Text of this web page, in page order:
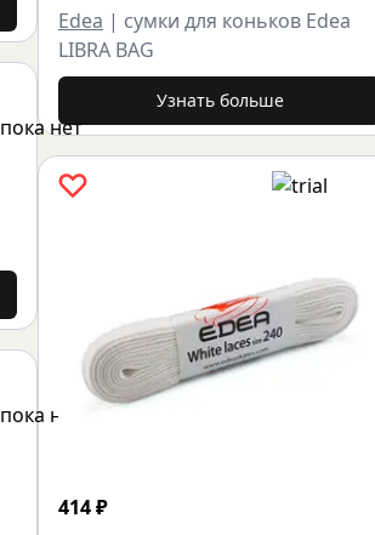
Edea | сумки для коньков Edea
LIBRA BAG
Узнать больше
414₽